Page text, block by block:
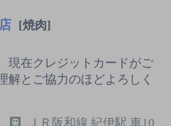
[焼肉]
現在クレジットカードがご
解とご協力のほどよろしく
ＪＲ阪和線 紀伊駅 車10